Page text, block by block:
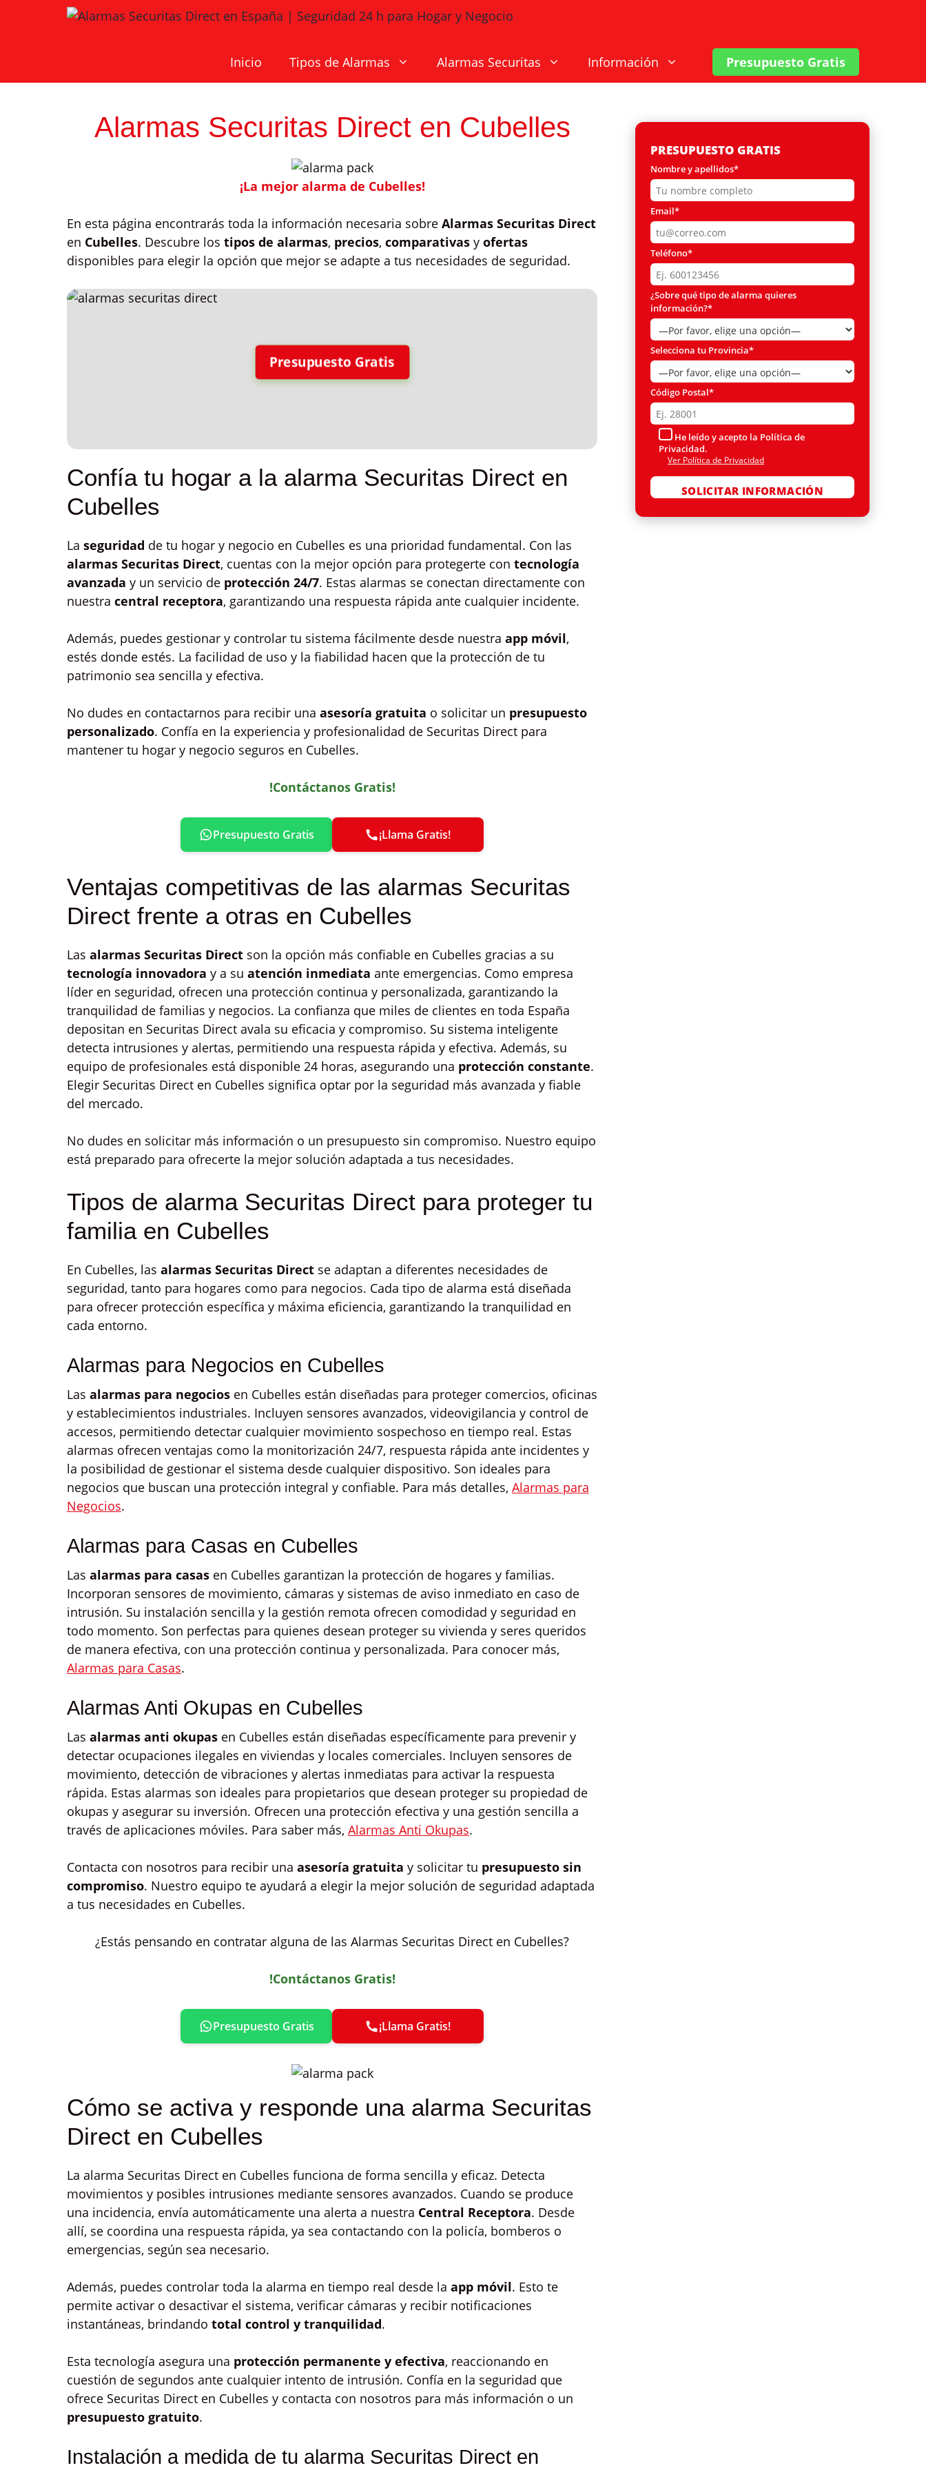
Inicio
Tipos de Alarmas Alarmas Securitas Información Presupuesto Gratis
Alarmas Securitas Direct en Cubelles
¡La mejor alarma de Cubelles!
En esta página encontrarás toda la información necesaria sobre Alarmas Securitas Direct
en Cubelles. Descubre los tipos de alarmas, precios, comparativas y ofertas
disponibles para elegir la opción que mejor se adapte a tus necesidades de seguridad.
Presupuesto Gratis
Confía tu hogar a la alarma Securitas Direct en
Cubelles
La seguridad de tu hogar y negocio en Cubelles es una prioridad fundamental. Con las
alarmas Securitas Direct, cuentas con la mejor opción para protegerte con tecnología
avanzada y un servicio de protección 24/7. Estas alarmas se conectan directamente con
nuestra central receptora, garantizando una respuesta rápida ante cualquier incidente.
Además, puedes gestionar y controlar tu sistema fácilmente desde nuestra app móvil,
estés donde estés. La facilidad de uso y la fiabilidad hacen que la protección de tu
patrimonio sea sencilla y efectiva.
No dudes en contactarnos para recibir una asesoría gratuita o solicitar un presupuesto
personalizado. Confía en la experiencia y profesionalidad de Securitas Direct para
mantener tu hogar y negocio seguros en Cubelles.
!Contáctanos Gratis!
Presupuesto Gratis ¡Llama Gratis!
Ventajas competitivas de las alarmas Securitas
Direct frente a otras en Cubelles
Las alarmas Securitas Direct son la opción más confiable en Cubelles gracias a su
tecnología innovadora y a su atención inmediata ante emergencias. Como empresa
líder en seguridad, ofrecen una protección continua y personalizada, garantizando la
tranquilidad de familias y negocios. La confianza que miles de clientes en toda España
depositan en Securitas Direct avala su eficacia y compromiso. Su sistema inteligente
detecta intrusiones y alertas, permitiendo una respuesta rápida y efectiva. Además, su
equipo de profesionales está disponible 24 horas, asegurando una protección constante.
Elegir Securitas Direct en Cubelles significa optar por la seguridad más avanzada y fiable
del mercado.
No dudes en solicitar más información o un presupuesto sin compromiso. Nuestro equipo
está preparado para ofrecerte la mejor solución adaptada a tus necesidades.
Tipos de alarma Securitas Direct para proteger tu
familia en Cubelles
En Cubelles, las alarmas Securitas Direct se adaptan a diferentes necesidades de
seguridad, tanto para hogares como para negocios. Cada tipo de alarma está diseñada
para ofrecer protección específica y máxima eficiencia, garantizando la tranquilidad en
cada entorno.
Alarmas para Negocios en Cubelles
Las alarmas para negocios en Cubelles están diseñadas para proteger comercios, oficinas
y establecimientos industriales. Incluyen sensores avanzados, videovigilancia y control de
accesos, permitiendo detectar cualquier movimiento sospechoso en tiempo real. Estas
alarmas ofrecen ventajas como la monitorización 24/7, respuesta rápida ante incidentes y
la posibilidad de gestionar el sistema desde cualquier dispositivo. Son ideales para
negocios que buscan una protección integral y confiable. Para más detalles, Alarmas para
Negocios.
Alarmas para Casas en Cubelles
Las alarmas para casas en Cubelles garantizan la protección de hogares y familias.
Incorporan sensores de movimiento, cámaras y sistemas de aviso inmediato en caso de
intrusión. Su instalación sencilla y la gestión remota ofrecen comodidad y seguridad en
todo momento. Son perfectas para quienes desean proteger su vivienda y seres queridos
de manera efectiva, con una protección continua y personalizada. Para conocer más,
Alarmas para Casas.
Alarmas Anti Okupas en Cubelles
Las alarmas anti okupas en Cubelles están diseñadas específicamente para prevenir y
detectar ocupaciones ilegales en viviendas y locales comerciales. Incluyen sensores de
movimiento, detección de vibraciones y alertas inmediatas para activar la respuesta
rápida. Estas alarmas son ideales para propietarios que desean proteger su propiedad de
okupas y asegurar su inversión. Ofrecen una protección efectiva y una gestión sencilla a
través de aplicaciones móviles. Para saber más, Alarmas Anti Okupas.
Contacta con nosotros para recibir una asesoría gratuita y solicitar tu presupuesto sin
compromiso. Nuestro equipo te ayudará a elegir la mejor solución de seguridad adaptada
a tus necesidades en Cubelles.
¿Estás pensando en contratar alguna de las Alarmas Securitas Direct en Cubelles?
!Contáctanos Gratis!
Presupuesto Gratis ¡Llama Gratis!
Cómo se activa y responde una alarma Securitas
Direct en Cubelles
La alarma Securitas Direct en Cubelles funciona de forma sencilla y eficaz. Detecta
movimientos y posibles intrusiones mediante sensores avanzados. Cuando se produce
una incidencia, envía automáticamente una alerta a nuestra Central Receptora. Desde
allí, se coordina una respuesta rápida, ya sea contactando con la policía, bomberos o
emergencias, según sea necesario.
Además, puedes controlar toda la alarma en tiempo real desde la app móvil. Esto te
permite activar o desactivar el sistema, verificar cámaras y recibir notificaciones
instantáneas, brindando total control y tranquilidad.
Esta tecnología asegura una protección permanente y efectiva, reaccionando en
cuestión de segundos ante cualquier intento de intrusión. Confía en la seguridad que
ofrece Securitas Direct en Cubelles y contacta con nosotros para más información o un
presupuesto gratuito.
Instalación a medida de tu alarma Securitas Direct en
PRESUPUESTO GRATIS
Nombre y apellidos*
Email*
Teléfono*
¿Sobre qué tipo de alarma quieres
información?*
Selecciona tu Provincia*
Código Postal*
He leído y acepto la Política de
Privacidad.
Ver Política de Privacidad
Por favor, deja este campo vacío.